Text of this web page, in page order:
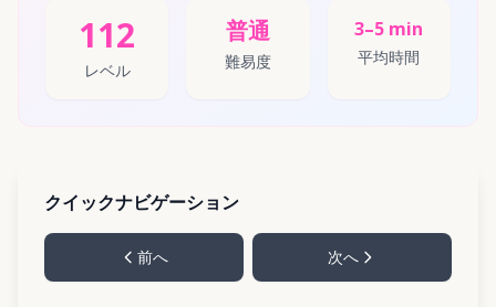
112
レベル
普通
難易度
3–5 min
平均時間
クイックナビゲーション
前へ 次へ